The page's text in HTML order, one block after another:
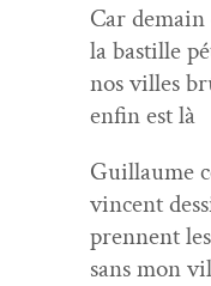
Car
la bastille
nos villes
enfin est là
Guil­laume
vin­cent
pren­nent
sans mon